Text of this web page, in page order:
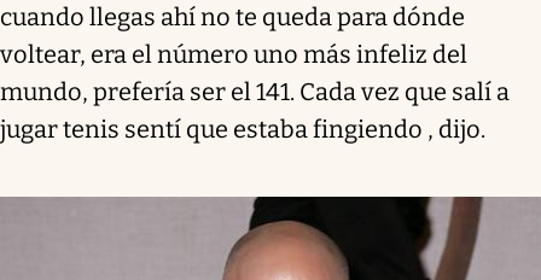
cuando llegas ahí no te queda para dónde
voltear, era el número uno más infeliz del
mundo, prefería ser el 141. Cada vez que salí a
jugar tenis sentí que estaba fingiendo , dijo.